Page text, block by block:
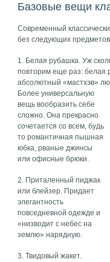
Базовые вещи
Современный
без следующих
1. Белая рубашка. Уж
повторим еще раз: белая
абсолютный «мастхэв»
Более универсальную
вещь вообразить себе
сложно. Она прекрасно
сочетается со всем, будь
то романтичная пышная
юбка, рваные джинсы
или офисные брюки.
2. Приталенный пиджак
или блейзер. Придает
элегантность
повседневной одежде и
«низводит с небес на
землю» нарядную.
3. Твидовый жакет.